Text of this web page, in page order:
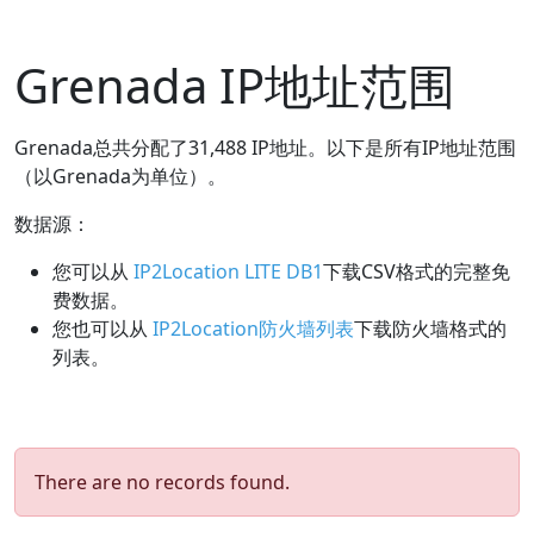
Grenada IP地址范围
Grenada总共分配了31,488 IP地址。以下是所有IP地址范围
（以Grenada为单位）。
数据源：
您可以从 IP2Location LITE DB1下载CSV格式的完整免
费数据。
您也可以从 IP2Location防火墙列表下载防火墙格式的
列表。
There are no records found.